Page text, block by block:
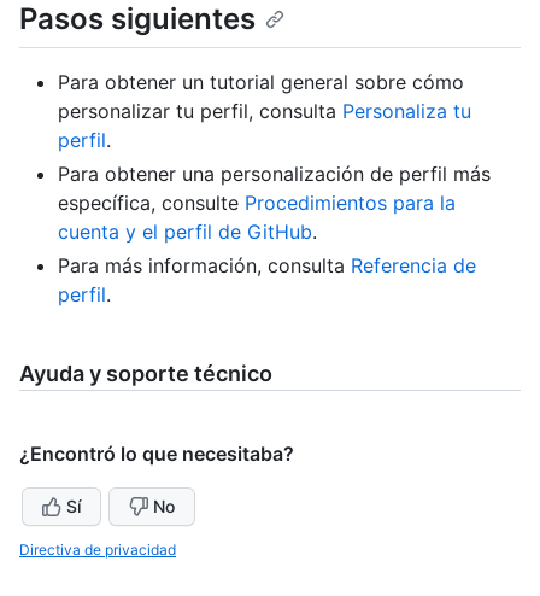
Pasos siguientes
Para obtener un tutorial general sobre cómo
personalizar tu perfil, consulta Personaliza tu
perfil.
Para obtener una personalización de perfil más
específica, consulte Procedimientos para la
cuenta y el perfil de GitHub.
Para más información, consulta Referencia de
perfil.
Ayuda y soporte técnico
¿Encontró lo que necesitaba?
Sí No
Directiva de privacidad